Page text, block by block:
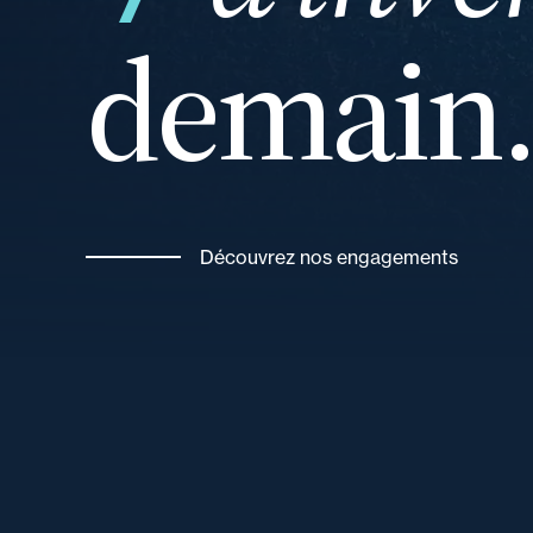
demain.
Découvrez nos engagements